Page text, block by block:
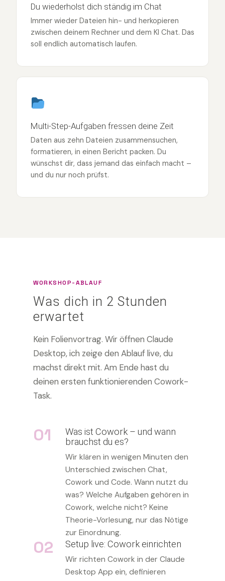
Du wiederholst dich ständig im Chat
Immer wieder Dateien hin- und herkopieren
zwischen deinem Rechner und dem KI Chat. Das
soll endlich automatisch laufen.
Multi-Step-Aufgaben fressen deine Zeit
Daten aus zehn Dateien zusammensuchen,
formatieren, in einen Bericht packen. Du
wünschst dir, dass jemand das einfach macht –
und du nur noch prüfst.
WORKSHOP-ABLAUF
Was dich in 2 Stunden
erwartet
Kein Folienvortrag. Wir öffnen Claude
Desktop, ich zeige den Ablauf live, du
machst direkt mit. Am Ende hast du
deinen ersten funktionierenden Cowork-
Task.
01
Was ist Cowork – und wann
brauchst du es?
Wir klären in wenigen Minuten den
Unterschied zwischen Chat,
Cowork und Code. Wann nutzt du
was? Welche Aufgaben gehören in
Cowork, welche nicht? Keine
Theorie-Vorlesung, nur das Nötige
zur Einordnung.
02 Setup live: Cowork einrichten
Wir richten Cowork in der Claude
Desktop App ein, definieren